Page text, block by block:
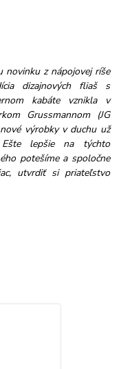
novinku z nápojovej ríše
dizajnových fliaš s
kabáte vznikla v
Grussmannom (JG
výrobky v duchu už
Ešte lepšie na týchto
potešíme a spoločne
utvrdiť si priateľstvo